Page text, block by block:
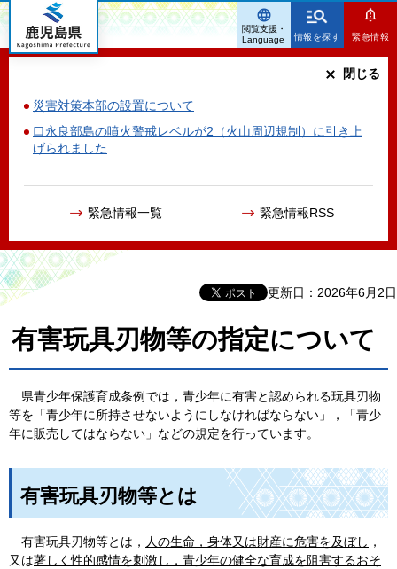
鹿児島県
情報を探す 緊急情報
災害対策本部の設置について
口永良部島の噴火警戒レベルが2（火山周辺規制）に引き上
げられました
緊急情報一覧 緊急情報RSS
閉じる
閲覧支援・
Language
更新日：2026年6月2日
有害玩具刃物等の指定について
県青少年保護育成条例では，青少年に有害と認められる玩具刃物
等を「青少年に所持させないようにしなければならない」，「青少
年に販売してはならない」などの規定を行っています。
有害玩具刃物等とは
有害玩具刃物等とは， 人の生命，身体又は財産に危害を及ぼし ，
又は著しく性的感情を刺激し，青少年の健全な育成を阻害するおそ